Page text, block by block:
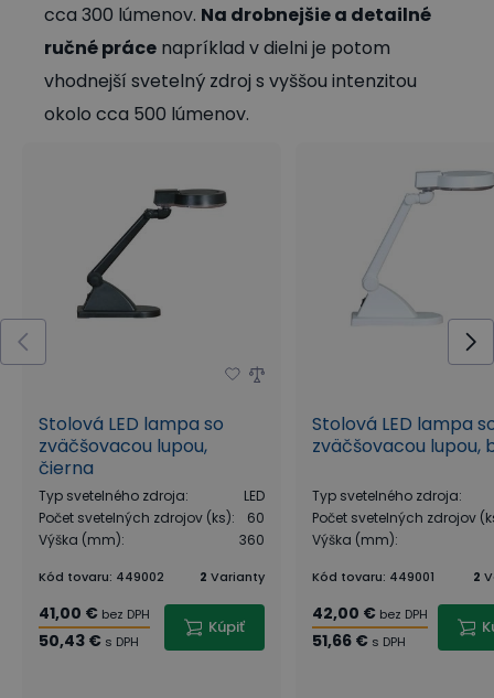
cca 300 lúmenov. Na drobnejšie a detailné
ručné práce napríklad v dielni je potom
vhodnejší svetelný zdroj s vyššou intenzitou
okolo cca 500 lúmenov.
Stolová LED lampa so
zväčšovacou lupou,
čierna
Typ svetelného zdroja:
LED
Počet svetelných zdrojov (ks):
60
Výška (mm): 360
Kód tovaru: 449002 2 Varianty
41,00 € bez DPH
50,43 € s DPH
Kúpiť
Stolová LED lampa
zväčšovacou lupou,
Typ svetelného zdroja:
Počet svetelných zdrojov
Výška (mm):
Kód tovaru: 449001 2
42,00 € bez DPH
51,66 € s DPH